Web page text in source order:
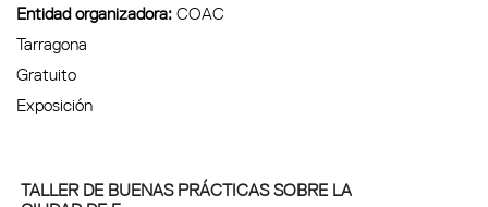
Entidad organizadora:COAC
Tarragona
Gratuito
Exposición
TALLER DE BUENAS PRÁCTICAS SOBRE LA